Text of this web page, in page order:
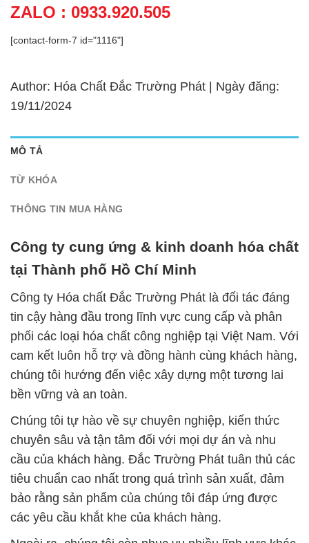
ZALO : 0933.920.505
[contact-form-7 id="1116"]
Author: Hóa Chất Đắc Trường Phát | Ngày đăng:
19/11/2024
MÔ TẢ
TỪ KHÓA
THÔNG TIN MUA HÀNG
Công ty cung ứng & kinh doanh hóa chất
tại Thành phố Hồ Chí Minh
Công ty Hóa chất Đắc Trường Phát là đối tác đáng
tin cậy hàng đầu trong lĩnh vực cung cấp và phân
phối các loại hóa chất công nghiệp tại Việt Nam. Với
cam kết luôn hỗ trợ và đồng hành cùng khách hàng,
chúng tôi hướng đến việc xây dựng một tương lai
bền vững và an toàn.
Chúng tôi tự hào về sự chuyên nghiệp, kiến thức
chuyên sâu và tận tâm đối với mọi dự án và nhu
cầu của khách hàng. Đắc Trường Phát tuân thủ các
tiêu chuẩn cao nhất trong quá trình sản xuất, đảm
bảo rằng sản phẩm của chúng tôi đáp ứng được
các yêu cầu khắt khe của khách hàng.